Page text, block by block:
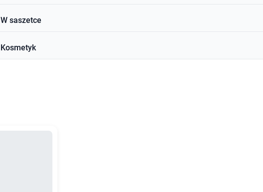
W saszetce
Kosmetyk